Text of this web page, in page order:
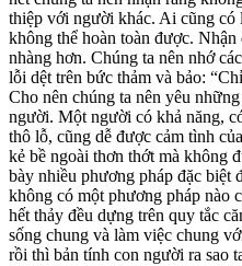
thiệp với người khác. Ai cũng
không thể hoàn toàn được.
nhàng hơn. Chúng ta nên nhớ
lỗi dệt trên bức thảm và bảo:
Cho nên chúng ta nên yêu
người. Một người có khả năng,
thô lỗ, cũng dễ được cảm tình
kẻ bề ngoài thơn thớt mà không
bày nhiều phương pháp đặc biệt
không có một phương pháp nào
hết thảy đều dựng trên quy tắc
sống chung và làm việc chung
rồi thì bản tính con người ra sao